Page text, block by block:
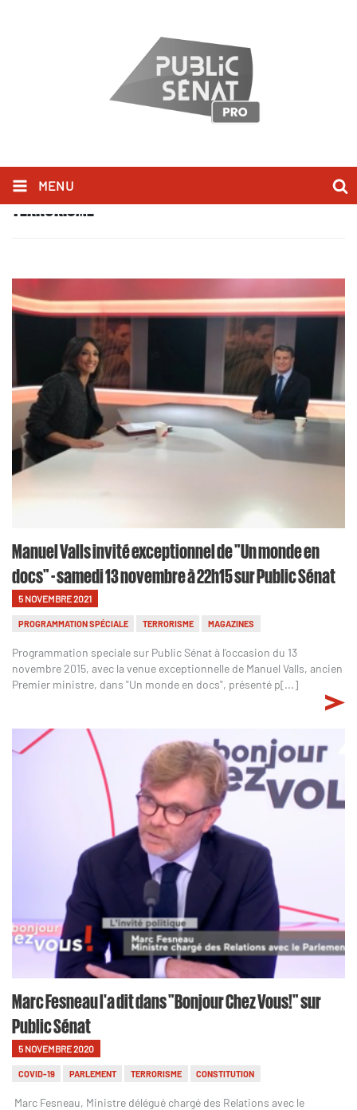
MENU
TERRORISME
Manuel Valls invité exceptionnel de "Un monde en
docs" - samedi 13 novembre à 22h15 sur Public Sénat
5 NOVEMBRE 2021
PROGRAMMATION SPÉCIALE TERRORISME MAGAZINES
Programmation speciale sur Public Sénat à l'occasion du 13
novembre 2015, avec la venue exceptionnelle de Manuel Valls, ancien
Premier ministre, dans "Un monde en docs", présenté p[...]
Marc Fesneau l'a dit dans "Bonjour Chez Vous!" sur
Public Sénat
5 NOVEMBRE 2020
COVID-19 PARLEMENT TERRORISME CONSTITUTION
Marc Fesneau, Ministre délégué chargé des Relations avec le